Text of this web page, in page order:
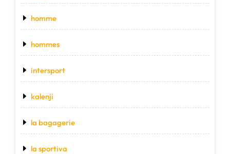
homme
hommes
intersport
kalenji
la bagagerie
la sportiva